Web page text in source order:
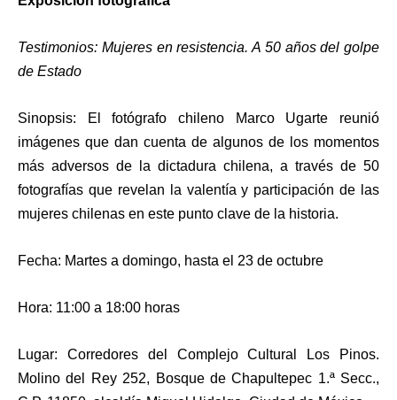
Testimonios: Mujeres en resistencia. A 50 años del golpe
de Estado
Sinopsis: El fotógrafo chileno Marco Ugarte reunió
imágenes que dan cuenta de algunos de los momentos
más adversos de la dictadura chilena, a través de 50
fotografías que revelan la valentía y participación de las
mujeres chilenas en este punto clave de la historia.
Fecha: Martes a domingo, hasta el 23 de octubre
Hora: 11:00 a 18:00 horas
Lugar: Corredores del Complejo Cultural Los Pinos.
Molino del Rey 252, Bosque de Chapultepec 1.ª Secc.,